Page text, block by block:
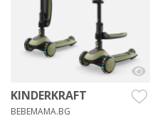
KINDERKRAFT
BEBEMAMA.BG